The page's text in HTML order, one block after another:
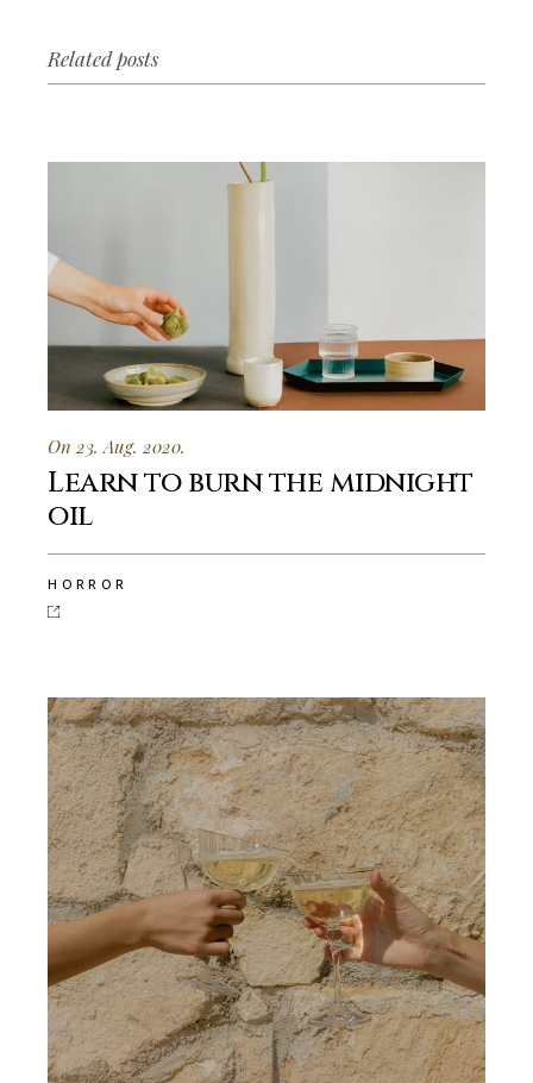
Related posts
On 23. Aug. 2020.
Learn to burn the midnight
oil
HORROR